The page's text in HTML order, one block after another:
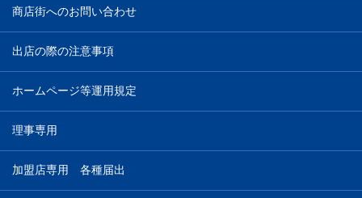
商店街へのお問い合わせ
出店の際の注意事項
ホームページ等運用規定
理事専用
加盟店専用 各種届出